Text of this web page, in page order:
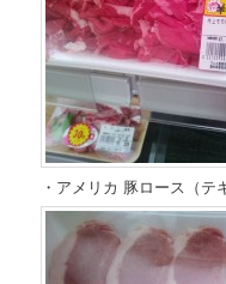
・アメリカ 豚ロース（テ